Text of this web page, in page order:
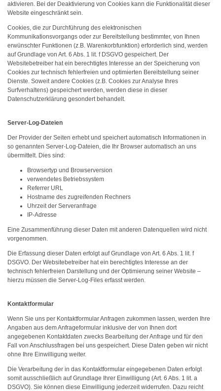
aktivieren. Bei der Deaktivierung von Cookies kann die Funktionalität dieser
Website eingeschränkt sein.
Cookies, die zur Durchführung des elektronischen
Kommunikationsvorgangs oder zur Bereitstellung bestimmter, von Ihnen
erwünschter Funktionen (z.B. Warenkorbfunktion) erforderlich sind, werden
auf Grundlage von Art. 6 Abs. 1 lit. f DSGVO gespeichert. Der
Websitebetreiber hat ein berechtigtes Interesse an der Speicherung von
Cookies zur technisch fehlerfreien und optimierten Bereitstellung seiner
Dienste. Soweit andere Cookies (z.B. Cookies zur Analyse Ihres
Surfverhaltens) gespeichert werden, werden diese in dieser
Datenschutzerklärung gesondert behandelt.
Server-Log-Dateien
Der Provider der Seiten erhebt und speichert automatisch Informationen in
so genannten Server-Log-Dateien, die Ihr Browser automatisch an uns
übermittelt. Dies sind:
Browsertyp und Browserversion
verwendetes Betriebssystem
Referrer URL
Hostname des zugreifenden Rechners
Uhrzeit der Serveranfrage
IP-Adresse
Eine Zusammenführung dieser Daten mit anderen Datenquellen wird nicht
vorgenommen.
Die Erfassung dieser Daten erfolgt auf Grundlage von Art. 6 Abs. 1 lit. f
DSGVO. Der Websitebetreiber hat ein berechtigtes Interesse an der
technisch fehlerfreien Darstellung und der Optimierung seiner Website –
hierzu müssen die Server-Log-Files erfasst werden.
Kontaktformular
Wenn Sie uns per Kontaktformular Anfragen zukommen lassen, werden Ihre
Angaben aus dem Anfrageformular inklusive der von Ihnen dort
angegebenen Kontaktdaten zwecks Bearbeitung der Anfrage und für den
Fall von Anschlussfragen bei uns gespeichert. Diese Daten geben wir nicht
ohne Ihre Einwilligung weiter.
Die Verarbeitung der in das Kontaktformular eingegebenen Daten erfolgt
somit ausschließlich auf Grundlage Ihrer Einwilligung (Art. 6 Abs. 1 lit. a
DSGVO). Sie können diese Einwilligung jederzeit widerrufen. Dazu reicht